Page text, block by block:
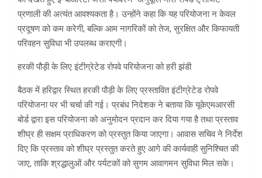
प्रणाली की अत्यंत आवश्यकता है। उन्होंने कहा कि यह परियोजना न केवल
प्रदूषण को कम करेगी, बल्कि आम नागरिकों को तेज, सुरक्षित और किफायती
परिवहन सुविधा भी उपलब्ध कराएगी।
हरकी पौड़ी के लिए इंटीग्रेटेड रोपवे परियोजना को हरी झंडी
बैठक में हरिद्वार स्थित हरकी पौड़ी के लिए प्रस्तावित इंटीग्रेटेड रोपवे
परियोजना पर भी चर्चा की गई। प्रबंध निदेशक ने बताया कि यूकेएमआरसी
बोर्ड द्वारा इस परियोजना को अनुमोदन प्रदान कर दिया गया है तथा प्रस्ताव
शीघ्र ही सक्षम प्राधिकरण को प्रस्तुत किया जाएगा। आवास सचिव ने निर्देश
दिए कि प्रस्ताव को शीघ्र प्रस्तुत करते हुए आगे की कार्यवाही सुनिश्चित की
जाए, ताकि श्रद्धालुओं और पर्यटकों को सुगम आवागमन सुविधा मिल सके।